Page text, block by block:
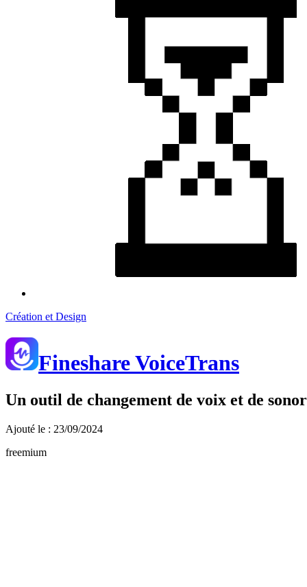
Création et Design
Fineshare VoiceTrans
Un outil de changement de voix et de
Ajouté le : 23/09/2024
freemium